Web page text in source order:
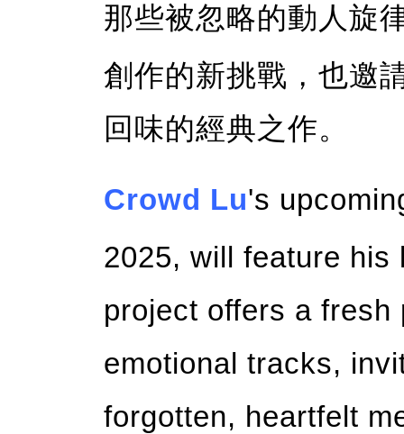
那些被忽略的動人旋
創作的新挑戰，也邀
回味的經典之作。
Crowd Lu's
2025, will feature
project offers a
emotional tracks,
forgotten, heartfelt